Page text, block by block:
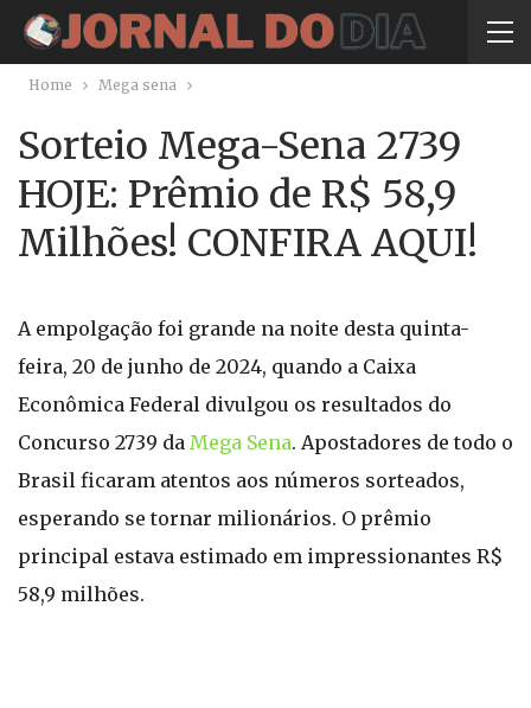
Home Mega sena
Sorteio Mega-Sena 2739
HOJE: Prêmio de R$ 58,9
Milhões! CONFIRA AQUI!
A empolgação foi grande na noite desta quinta-
feira, 20 de junho de 2024, quando a Caixa
Econômica Federal divulgou os resultados do
Concurso 2739 da Mega Sena. Apostadores de todo o
Brasil ficaram atentos aos números sorteados,
esperando se tornar milionários. O prêmio
principal estava estimado em impressionantes R$
58,9 milhões.